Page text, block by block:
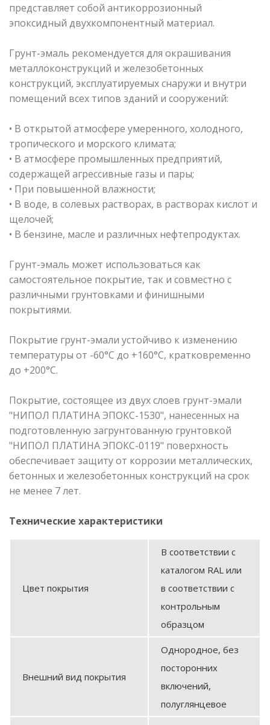
представляет собой антикоррозионный
эпоксидный двухкомпонентный материал.
Грунт-эмаль рекомендуется для окрашивания
металлоконструкций и железобетонных
конструкций, эксплуатируемых снаружи и внутри
помещений всех типов зданий и сооружений:
• В открытой атмосфере умеренного, холодного,
тропического и морского климата;
• В атмосфере промышленных предприятий,
содержащей агрессивные газы и пары;
• При повышенной влажности;
• В воде, в солевых растворах, в растворах кислот и
щелочей;
• В бензине, масле и различных нефтепродуктах.
Грунт-эмаль может использоваться как
самостоятельное покрытие, так и совместно с
различными грунтовками и финишными
покрытиями.
Покрытие грунт-эмали устойчиво к изменению
температуры от -60°С до +160°С, кратковременно
до +200°С.
Покрытие, состоящее из двух слоев грунт-эмали
"НИПОЛ ПЛАТИНА ЭПОКС-1530", нанесенных на
подготовленную загрунтованную грунтовкой
"НИПОЛ ПЛАТИНА ЭПОКС-0119" поверхность
обеспечивает защиту от коррозии металлических,
бетонных и железобетонных конструкций на срок
не менее 7 лет.
Технические характеристики
Цвет покрытия
В соответствии с
каталогом RAL или
в соответствии с
контрольным
образцом
Внешний вид покрытия
Однородное, без
посторонних
включений,
полуглянцевое